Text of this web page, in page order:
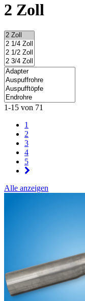
2 Zoll
1-15 von 71
1
2
3
4
5
Alle anzeigen